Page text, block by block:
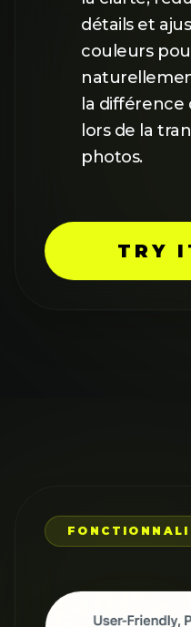
détails et
couleurs
la différence
lors de la
photos.
TRY